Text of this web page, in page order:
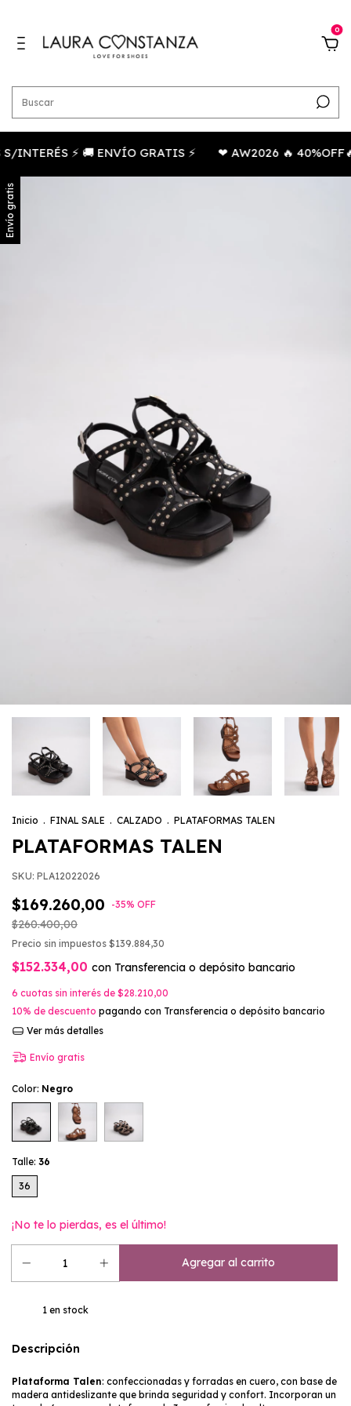
0
INTERÉS ⚡ 🚚 ENVÍO GRATIS ⚡ ❤ AW2026 🔥 40%OFF🔥
Envío gratis
Inicio . FINAL SALE . CALZADO . PLATAFORMAS TALEN
PLATAFORMAS TALEN
SKU: PLA12022026
$169.260,00 -35% OFF
$260.400,00
Precio sin impuestos $139.884,30
$152.334,00 con Transferencia o depósito bancario
6 cuotas sin interés de $28.210,00
10% de descuento pagando con Transferencia o depósito bancario
Ver más detalles
Envío gratis
Color: Negro
Talle: 36
36
¡No te lo pierdas, es el último!
1 en stock
Descripción
Plataforma Talen: confeccionadas y forradas en cuero, con base de
madera antideslizante que brinda seguridad y confort. Incorporan un